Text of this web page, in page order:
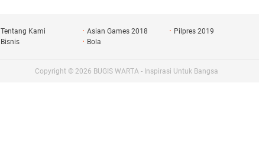
Tentang Kami Asian Games 2018
Pilpres 2019
Bisnis
Bola
Copyright © 2026 BUGIS WARTA - Inspirasi Untuk Bangsa